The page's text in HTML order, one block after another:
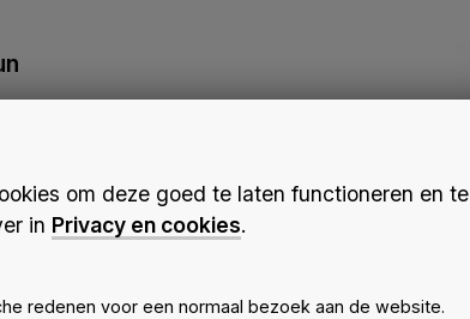
om deze goed te laten functioneren en te
in Privacy en cookies.
redenen voor een normaal bezoek aan de website.